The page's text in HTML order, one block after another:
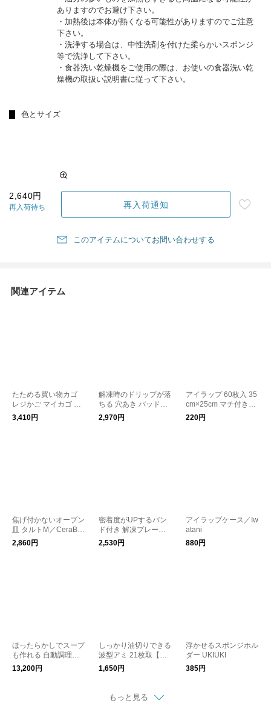
ありますのでお避け下さい。
・加熱後は本体が熱くなる可能性がありますのでご注意
下さい。
・洗浄する場合は、中性洗剤を付けた柔らかいスポンジ
等で洗浄して下さい。
・食器洗い乾燥機をご使用の際は、お使いの食器洗い乾
燥機の取扱い説明書に従って下さい。
色とサイズ
2,640円
再入荷待ち 再入荷通知
このアイテムについてお問い合わせする
関連アイテム
たためる買い物カゴ
レジかご マイカゴ 折
りたたみバスケット
3,410円
解凍時のドリップが落
ちる 穴あき バッド付
き 解凍プレート 日本
製 燕三条 ／IDEAseki
2,970円
アイラップ 60枚入 35
cm×25cm マチ付きポ
リ袋／岩谷マテリアル
防災／Iwatani
220円
焦げ付かないオーブン
皿 タルトM／CeraBak
e セラベイク
2,860円
密着度がUPするバン
ド付き 解凍プレート
ホワイト ／atomico
2,530円
アイラップケース／Iw
atani
880円
ほったらかしでスープ
も作れる 自動調理ポ
ット 600ml／レコルト
recolte【送料無料】
13,200円
しっかり油切りできる
波型アミ 21枚取【揚
げ物】
1,650円
浮かせるスポンジホル
ダー UKIUKI
385円
もっと見る